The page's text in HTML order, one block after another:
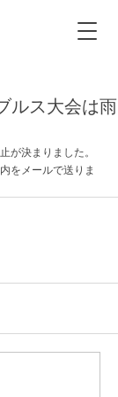
ルス大会は雨
が決まりました。
をメールで送りま